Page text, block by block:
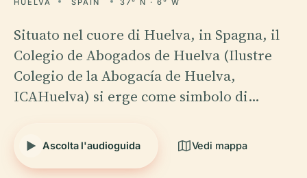
HUELVA SPAIN 37° N · 6° W
Situato nel cuore di Huelva, in Spagna, il
Colegio de Abogados de Huelva (Ilustre
Colegio de la Abogacía de Huelva,
ICAHuelva) si erge come simbolo di…
Ascolta l'audioguida Vedi mappa